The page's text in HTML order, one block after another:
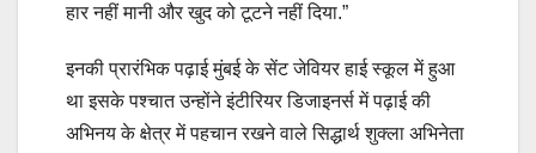
हार नहीं मानी और खुद को टूटने नहीं दिया.”
इनकी प्रारंभिक पढ़ाई मुंबई के सेंट जेवियर हाई स्कूल में हुआ
था इसके पश्चात उन्होंने इंटीरियर डिजाइनर्स में पढ़ाई की
अभिनय के क्षेत्र में पहचान रखने वाले सिद्धार्थ शुक्ला अभिनेता